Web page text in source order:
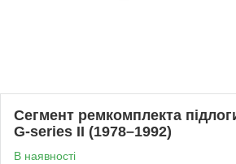
Сегмент ремкомплекта
G-series II (1978–1992)
В наявності